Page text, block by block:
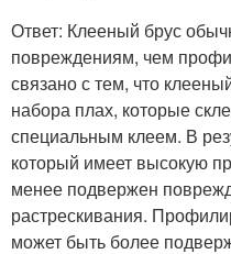
Ответ: Клееный брус
повреждениям, чем
связано с тем, что
набора плах, которые
специальным клеем. В
который имеет высокую
менее подвержен
растрескивания.
может быть более